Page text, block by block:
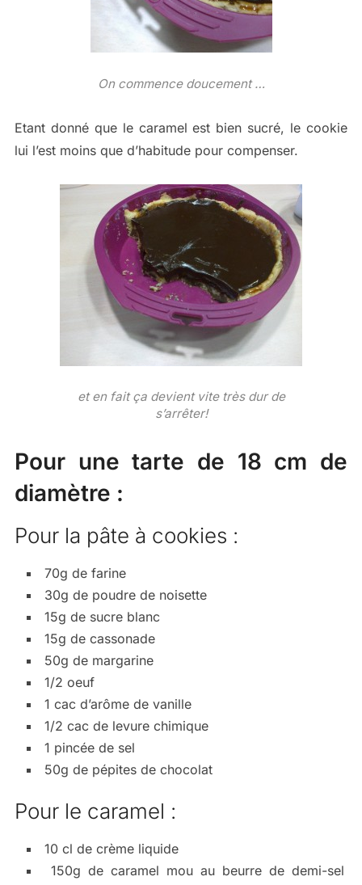
On commence doucement …
Etant donné que le caramel est bien sucré, le cookie
lui l’est moins que d’habitude pour compenser.
et en fait ça devient vite très dur de
s’arrêter!
Pour une tarte de 18 cm de
diamètre :
Pour la pâte à cookies :
70g de farine
30g de poudre de noisette
15g de sucre blanc
15g de cassonade
50g de margarine
1/2 oeuf
1 cac d’arôme de vanille
1/2 cac de levure chimique
1 pincée de sel
50g de pépites de chocolat
Pour le caramel :
10 cl de crème liquide
150g de caramel mou au beurre de demi-sel